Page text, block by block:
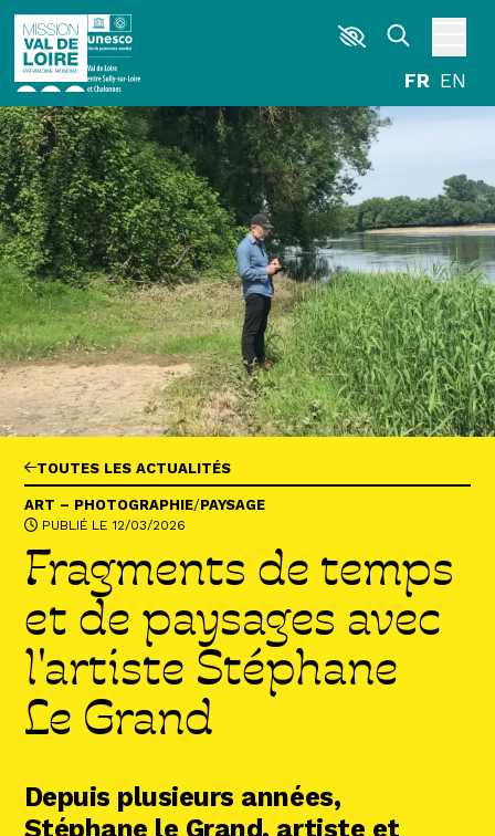
Aller au contenu principal
TOUTES LES ACTUALITÉS
ART – PHOTOGRAPHIE/PAYSAGE
PUBLIÉ LE 12/03/2026
Fragments de temps
et de paysages avec
l'artiste Stéphane
Le Grand
Depuis plusieurs années,
Stéphane le Grand, artiste et
DÉCOUVRIR
EXPLORER
ARPENTER
HABITER
AGENDA
ACTUALITÉS
RESSOURCES
ICONOTHÈQUE
LA MISSION VAL DE LOIRE
G
Le journal le plus lu les pieds dans l'eau.
Abonnez-vous !
N
Les dernières nouvelles du Val de Loire
patrimoine mondial délivrées directement
dans votre boîte mail.